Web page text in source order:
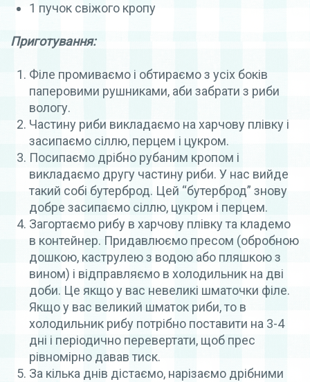
1 пучок свіжого кропу
Приготування:
Філе промиваємо і обтираємо з усіх боків
паперовими рушниками, аби забрати з риби
вологу.
Частину риби викладаємо на харчову плівку і
засипаємо сіллю, перцем і цукром.
Посипаємо дрібно рубаним кропом і
викладаємо другу частину риби. У нас вийде
такий собі бутерброд. Цей “бутерброд” знову
добре засипаємо сіллю, цукром і перцем.
Загортаємо рибу в харчову плівку та кладемо
в контейнер. Придавлюємо пресом (обробною
дошкою, каструлею з водою або пляшкою з
вином) і відправляємо в холодильник на дві
доби. Це якщо у вас невеликі шматочки філе.
Якщо у вас великий шматок риби, то в
холодильник рибу потрібно поставити на 3-4
дні і періодично перевертати, щоб прес
рівномірно давав тиск.
За кілька днів дістаємо, нарізаємо дрібними